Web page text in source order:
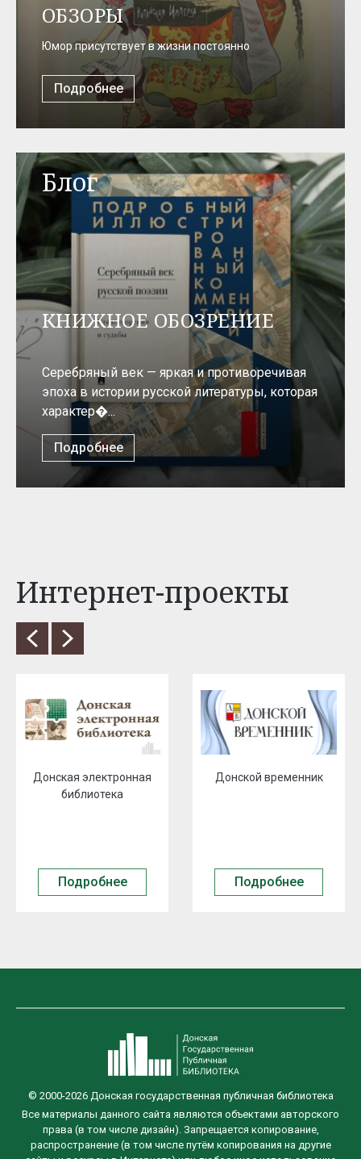
ОБЗОРЫ
Юмор присутствует в жизни постоянно
Подробнее
Блог
КНИЖНОЕ ОБОЗРЕНИЕ
Серебряный век — яркая и противоречивая
эпоха в истории русской литературы, которая
характер�...
Подробнее
Интернет-проекты
Донская электронная
библиотека
Подробнее
Донской временник
Подробнее
© 2000-2026 Донская государственная публичная библиотека
Все материалы данного сайта являются объектами авторского
права (в том числе дизайн). Запрещается копирование,
распространение (в том числе путём копирования на другие